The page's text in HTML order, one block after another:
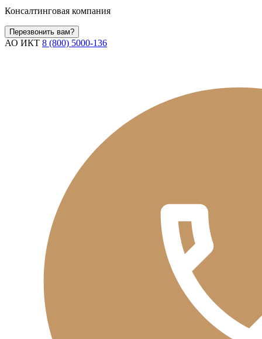
Консалтинговая компания
Перезвонить вам?
АО ИКТ 8 (800) 5000-136